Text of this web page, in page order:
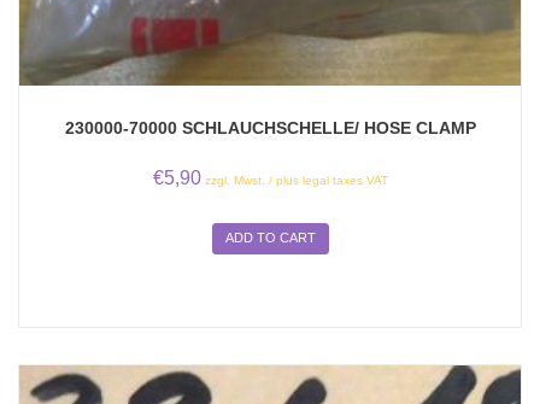
230000-70000 SCHLAUCHSCHELLE/ HOSE CLAMP
€5,90 zzgl. Mwst. / plus legal taxes VAT
ADD TO CART